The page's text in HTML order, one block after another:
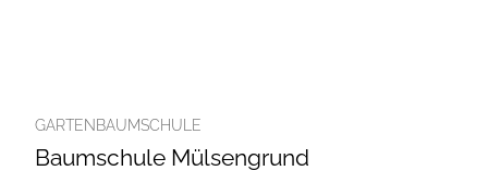
GARTENBAUMSCHULE
Baumschule Mülsengrund